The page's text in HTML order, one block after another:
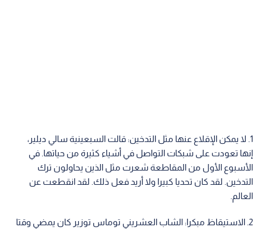
1. لا يمكن الإقلاع عنها مثل التدخين: قالت السبعينية سالي ديلير،
إنها تعودت على شبكات التواصل في أشياء كثيرة من حياتها. في
الأسبوع الأول من المقاطعة شعرت مثل الذين يحاولون ترك
التدخين. لقد كان تحديا كبيرا ولا أريد فعل ذلك. لقد انقطعت عن
العالم.
2. الاستيقاظ مبكرا: الشاب العشريني توماس توزير كان يمضي وقتا